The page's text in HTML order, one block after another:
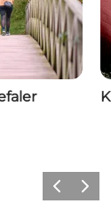
ForrigeNæste